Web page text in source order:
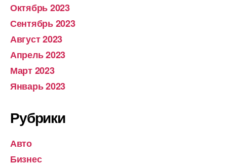
Октябрь 2023
Сентябрь 2023
Август 2023
Апрель 2023
Март 2023
Январь 2023
Рубрики
Авто
Бизнес